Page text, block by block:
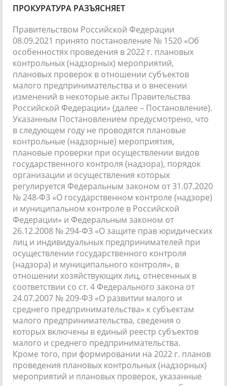
ПРОКУРАТУРА РАЗЪЯСНЯЕТ
Правительством Российской Федерации
08.09.2021 принято постановление № 1520 «Об
особенностях проведения в 2022 г. плановых
контрольных (надзорных) мероприятий,
плановых проверок в отношении субъектов
малого предпринимательства и о внесении
изменений в некоторые акты Правительства
Российской Федерации» (далее – Постановление).
Указанным Постановлением предусмотрено, что
в следующем году не проводятся плановые
контрольные (надзорные) мероприятия,
плановые проверки при осуществлении видов
государственного контроля (надзора), порядок
организации и осуществления которых
регулируется Федеральным законом от 31.07.2020
№ 248-ФЗ «О государственном контроле (надзоре)
и муниципальном контроле в Российской
Федерации» и Федеральным законом от
26.12.2008 № 294-ФЗ «О защите прав юридических
лиц и индивидуальных предпринимателей при
осуществлении государственного контроля
(надзора) и муниципального контроля», в
отношении хозяйствующих лиц, отнесенных в
соответствии со ст. 4 Федерального закона от
24.07.2007 № 209-ФЗ «О развитии малого и
среднего предпринимательства» к субъектам
малого предпринимательства, сведения о
которых включены в единый реестр субъектов
малого и среднего предпринимательства.
Кроме того, при формировании на 2022 г. планов
проведения плановых контрольных (надзорных)
мероприятий и плановых проверок, указанные